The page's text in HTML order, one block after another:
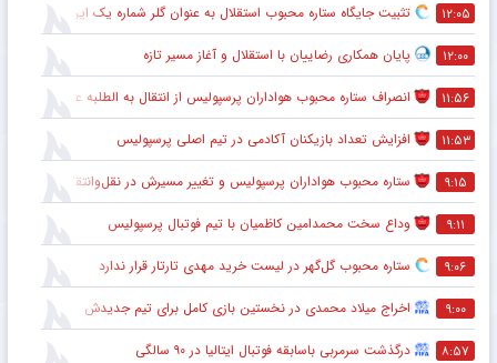
۱۲:۰۵ تثبیت جایگاه ستاره محبوب استقلال به عنوان گلر شماره یک این تیم برای شروع لیگ
۱۲:۰۰ پایان همکاری رضاییان با استقلال و آغاز مسیر تازه
۱۱:۵۶ انصراف ستاره محبوب هواداران پرسپولیس از انتقال به الطلبه عراق
۱۱:۵۳ افزایش تعداد بازیکنان آکادمی در تیم اصلی پرسپولیس
۹:۱۵ ستاره محبوب هواداران پرسپولیس و تغییر مسیرش در نقل‌وانتقالات
۹:۱۱ وداع سخت محمدامین کاظمیان با تیم فوتبال پرسپولیس
۹:۰۶ ستاره محبوب گل‌گهر در لیست خرید مهدی تارتار قرار ندارد
۹:۰۰ اخراج میلاد محمدی در نخستین بازی کامل برای تیم جدیدش
۸:۵۷ درگذشت سرمربی باسابقه فوتبال ایتالیا در ۹۰ سالگی